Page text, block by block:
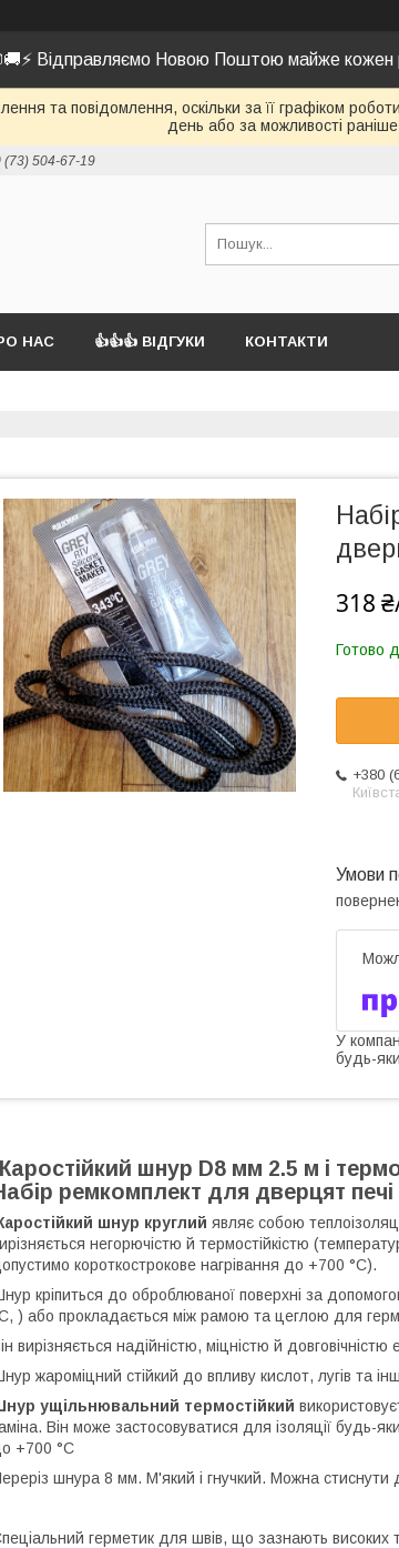
Відправляємо Новою Поштою майже кожен
та повідомлення, оскільки за її графіком
день або за можливості
(73) 504-67-19
НАС 👍👍👍 ВІДГУКИ КОНТАКТИ
318
Готово
+380
У
будь-
шнур D8 мм 2.5 м і
ремкомплект для дверцят печі
шнур круглий являє собою
негорючістю й термостійкістю
короткострокове нагрівання до +700 °C).
кріпиться до оброблюваної поверхні за
) або прокладається між рамою та цеглою для
вирізняється надійністю, міцністю й
жароміцний стійкий до впливу кислот, лугів та
ущільнювальний термостійкий
Він може застосовуватися для ізоляції будь-
+700 °C
шнура 8 мм. М'який і гнучкий. Можна стиснути
герметик для швів, що зазнають високих